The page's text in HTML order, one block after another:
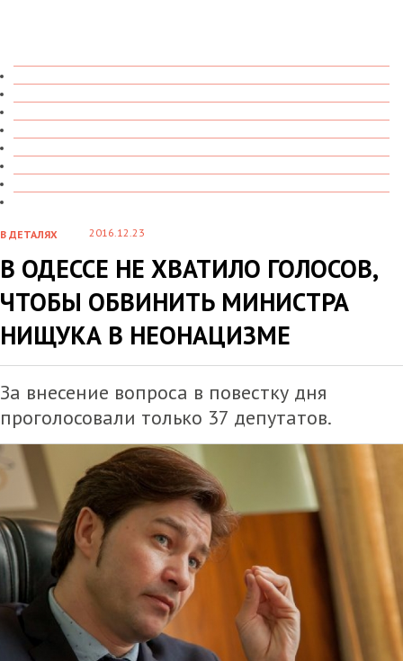
В ДЕТАЛЯХ 2016.12.23
В ОДЕССЕ НЕ ХВАТИЛО ГОЛОСОВ,
ЧТОБЫ ОБВИНИТЬ МИНИСТРА
НИЩУКА В НЕОНАЦИЗМЕ
За внесение вопроса в повестку дня
проголосовали только 37 депутатов.